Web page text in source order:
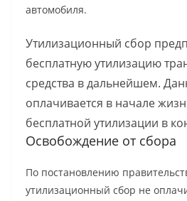
автомобиля.
Утилизационный сбор
бесплатную утилизацию
средства в дальнейшем.
оплачивается в начале
бесплатной утилизации в
Освобождение от сбора
По постановлению
утилизационный сбор не